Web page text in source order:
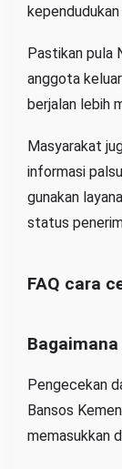
Pastikan pula
anggota
berjalan lebih
Masyarakat
informasi
gunakan
status
FAQ cara
Pengecekan
Bansos
memasukkan